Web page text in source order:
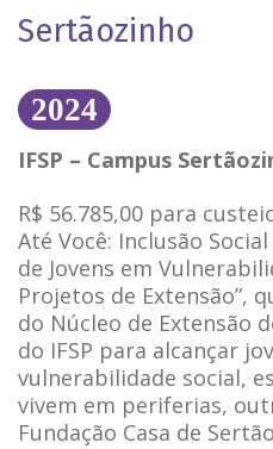
Sertãozinho
2024
IFSP – Campus
R$ 56.785,00 para
Até Você: Inclusão
de Jovens em
Projetos de Extensão”,
do Núcleo de Extensão
do IFSP para alcançar
vulnerabilidade social,
vivem em periferias,
Fundação Casa de